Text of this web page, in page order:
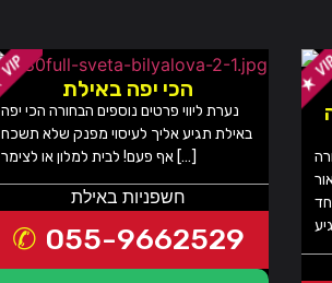
הכי יפה באילת
נערת ליווי פרטים נוספים הבחורה הכי יפה
באילת תגיע אליך לעיסוי מפנק שלא תשכח
אף פעם! לבית למלון או לצימר […]
חשפניות באילת
055-9662529